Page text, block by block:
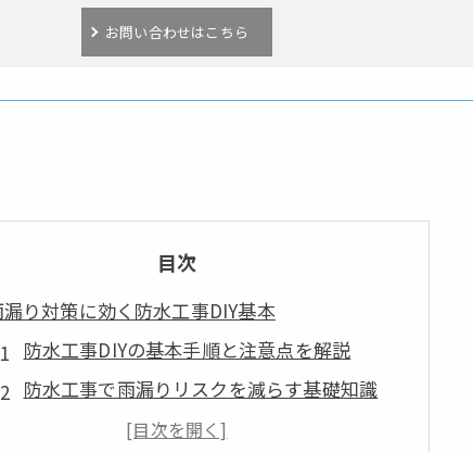
お問い合わせはこちら
目次
漏り対策に効く防水工事DIY基本
防水工事DIYの基本手順と注意点を解説
防水工事で雨漏りリスクを減らす基礎知識
DIYで始める防水工事のコツと準備方法